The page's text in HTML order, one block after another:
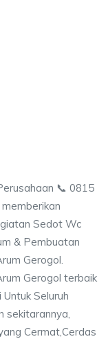
📞 0815
Sedot Wc
& Pembuatan
Gerogol.
Gerogol terbaik
Seluruh
sekitarannya,
Cermat,Cerdas